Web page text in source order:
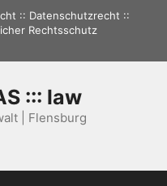
:: Datenschutzrecht ::
Rechtsschutz
::: law
| Flensburg